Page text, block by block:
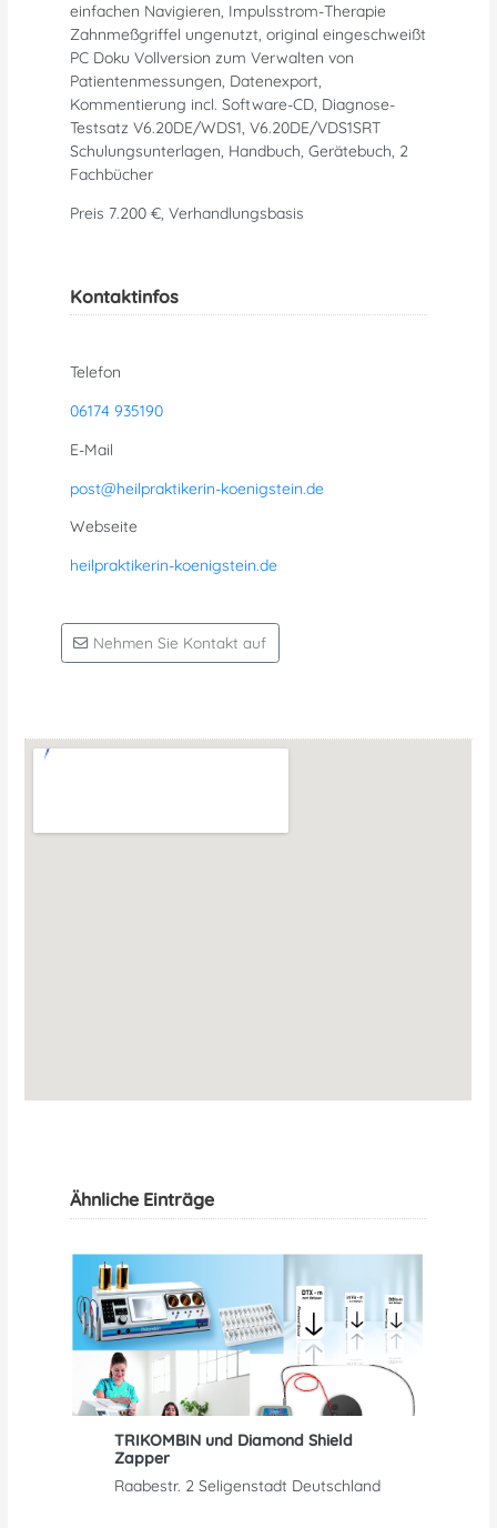
einfachen Navigieren, Impulsstrom-Therapie
Zahnmeßgriffel ungenutzt, original eingeschweißt
PC Doku Vollversion zum Verwalten von
Patientenmessungen, Datenexport,
Kommentierung incl. Software-CD, Diagnose-
Testsatz V6.20DE/WDS1, V6.20DE/VDS1SRT
Schulungsunterlagen, Handbuch, Gerätebuch, 2
Fachbücher
Preis 7.200 €, Verhandlungsbasis
Kontaktinfos
Telefon
06174 935190
E-Mail
post@heilpraktikerin-koenigstein.de
Webseite
heilpraktikerin-koenigstein.de
Nehmen Sie Kontakt auf
Ähnliche Einträge
TRIKOMBIN und Diamond Shield
Zapper
Raabestr. 2 Seligenstadt Deutschland
Bisherige